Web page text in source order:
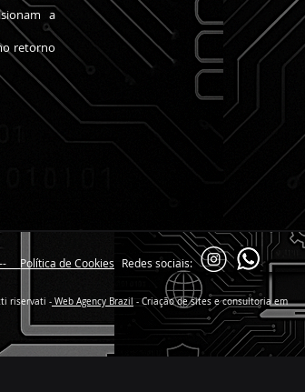
a
retorno
Política de Cookies Redes sociais:
riservati - Web Agency Brazil - Criação de sites e consultoria em